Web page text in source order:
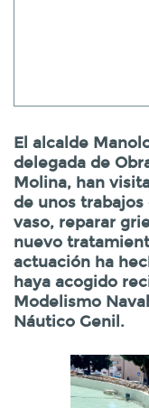
El alcalde
delegada de
Molina, han
de unos
vaso, reparar
nuevo
actuación ha
haya acogido
Modelismo
Náutico Genil.